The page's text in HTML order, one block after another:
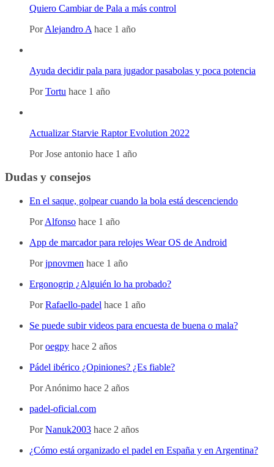
Quiero Cambiar de Pala a más control
PorAlejandro A hace 1 año
Ayuda decidir pala para jugador pasabolas y poca potencia
PorTortu hace 1 año
Actualizar Starvie Raptor Evolution 2022
PorJose antonio hace 1 año
Dudas y consejos
En el saque, golpear cuando la bola está descenciendo
PorAlfonso hace 1 año
App de marcador para relojes Wear OS de Android
Porjpnovmen hace 1 año
Ergonogrip ¿Alguién lo ha probado?
PorRafaello-padel hace 1 año
Se puede subir videos para encuesta de buena o mala?
Poroegpy hace 2 años
Pádel ibérico ¿Opiniones? ¿Es fiable?
PorAnónimo hace 2 años
padel-oficial.com
PorNanuk2003 hace 2 años
¿Cómo está organizado el padel en España y en Argentina?